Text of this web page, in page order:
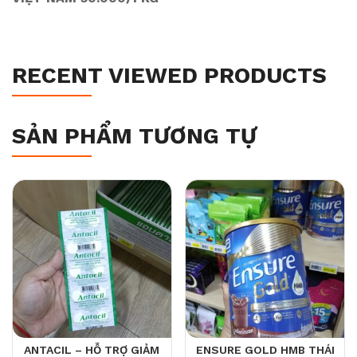
RECENT VIEWED PRODUCTS
SẢN PHẨM TƯƠNG TỰ
ANTACIL – HỖ TRỢ GIẢM ENSURE GOLD HMB THÁI